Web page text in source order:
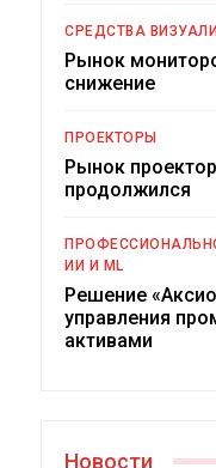
СРЕДСТВА
Рынок
снижение
ПРОЕКТОРЫ
Рынок
продолжился
ИИ И ML
Решение
управления
активами
Новости